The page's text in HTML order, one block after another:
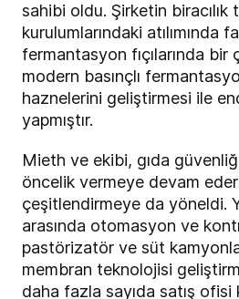
sahibi oldu. Şirketin biracılık
kurulumlarındaki atılımında
fermantasyon fıçılarında bir
modern basınçlı
haznelerini geliştirmesi ile
yapmıştır.
Mieth ve ekibi, gıda
öncelik vermeye devam
çeşitlendirmeye da yöneldi.
arasında otomasyon ve
pastörizatör ve süt
membran teknolojisi
daha fazla sayıda satış